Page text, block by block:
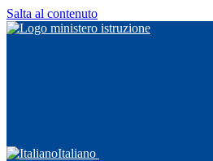
Salta al contenuto
Italiano